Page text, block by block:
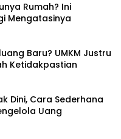
Rumah? Ini
Mengatasinya
Baru? UMKM Justru
Ketidakpastian
Dini, Cara Sederhana
Uang